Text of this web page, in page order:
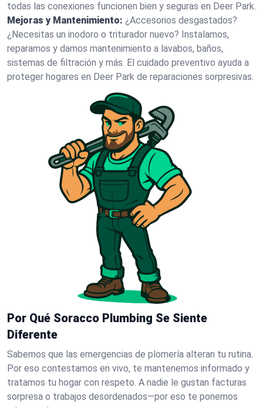
todas las conexiones funcionen bien y seguras en Deer Park.
Mejoras y Mantenimiento: ¿Accesorios desgastados?
¿Necesitas un inodoro o triturador nuevo? Instalamos,
reparamos y damos mantenimiento a lavabos, baños,
sistemas de filtración y más. El cuidado preventivo ayuda a
proteger hogares en Deer Park de reparaciones sorpresivas.
Por Qué Soracco Plumbing Se Siente
Diferente
Sabemos que las emergencias de plomería alteran tu rutina.
Por eso contestamos en vivo, te mantenemos informado y
tratamos tu hogar con respeto. A nadie le gustan facturas
sorpresa o trabajos desordenados—por eso te ponemos